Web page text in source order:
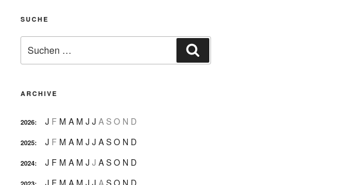
SUCHE
nach:
ARCHIVE
2026: J F M A M J J A S O N D
2025: J F M A M J J A S O N D
2024: J F M A M J J A S O N D